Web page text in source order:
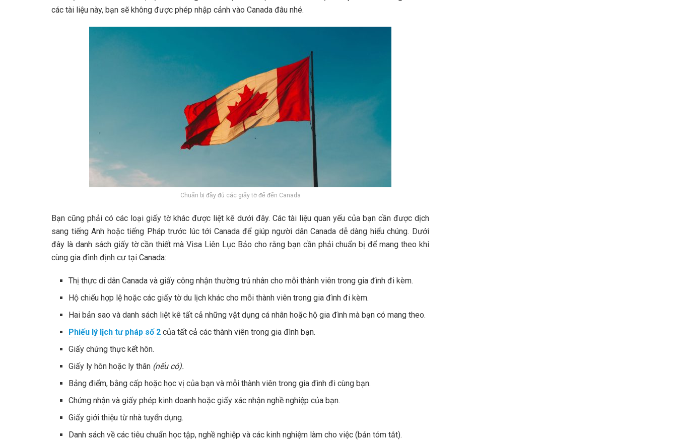
các tài liệu này, bạn sẽ không được phép nhập cảnh vào Canada đâu nhé.
Chuẩn bị đầy đủ các giấy tờ để đến Canada
Bạn cũng phải có các loại giấy tờ khác được liệt kê dưới đây. Các tài liệu quan yếu của bạn cần được dịch
sang tiếng Anh hoặc tiếng Pháp trước lúc tới Canada để giúp người dân Canada dễ dàng hiểu chúng. Dưới
đây là danh sách giấy tờ cần thiết mà Visa Liên Lục Bảo cho rằng bạn cần phải chuẩn bị để mang theo khi
cùng gia đình định cư tại Canada:
Thị thực di dân Canada và giấy công nhận thường trú nhân cho mỗi thành viên trong gia đình đi kèm.
Hộ chiếu hợp lệ hoặc các giấy tờ du lịch khác cho mỗi thành viên trong gia đình đi kèm.
Hai bản sao và danh sách liệt kê tất cả những vật dụng cá nhân hoặc hộ gia đình mà bạn có mang theo.
Phiếu lý lịch tư pháp số 2 của tất cả các thành viên trong gia đình bạn.
Giấy chứng thực kết hôn.
Giấy ly hôn hoặc ly thân (nếu có).
Bảng điểm, bằng cấp hoặc học vị của bạn và mỗi thành viên trong gia đình đi cùng bạn.
Chứng nhận và giấy phép kinh doanh hoặc giấy xác nhận nghề nghiệp của bạn.
Giấy giới thiệu từ nhà tuyển dụng.
Danh sách về các tiêu chuẩn học tập, nghề nghiệp và các kinh nghiệm làm cho việc (bản tóm tắt).